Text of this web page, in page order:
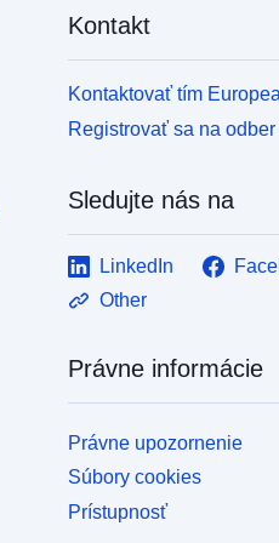
Kontakt
Kontaktovať tím
Registrovať sa na
Sledujte nás na
LinkedIn
Other
Právne informácie
Právne upozornenie
Súbory cookies
Prístupnosť